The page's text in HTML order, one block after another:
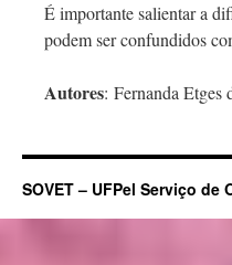
É importante salientar a
podem ser confundidos
Autores: Fernanda
SOVET – UFPel Serviço de